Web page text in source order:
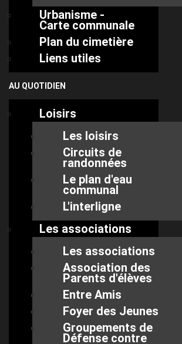
Urbanisme -
Carte communale
Plan du cimetière
Liens utiles
AU QUOTIDIEN
Loisirs
Les loisirs
Circuits de
randonnées
Le plan d'eau
communal
L'interligne
Les associations
Les associations
Association des
Parents d'élèves
Entre Amis
Foyer des Jeunes
Groupements de
Défense contre